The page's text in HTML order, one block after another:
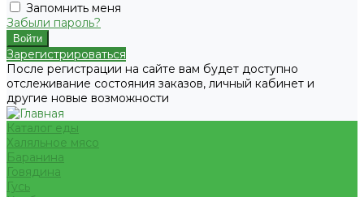
Запомнить меня
Забыли пароль?
Зарегистрироваться
После регистрации на сайте вам будет доступно
отслеживание состояния заказов, личный кабинет и
другие новые возможности
Каталог еды
Халяльное мясо
Баранина
Говядина
Гусь